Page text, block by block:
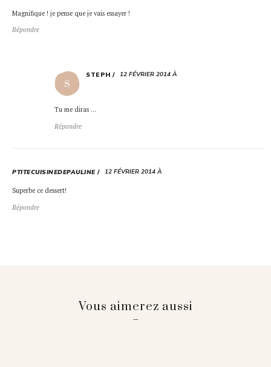
Magnifique ! je pense que je vais essayer !
Répondre
STEPH 12 FÉVRIER 2014 À
Tu me diras …
Répondre
PTITECUISINEDEPAULINE 12 FÉVRIER 2014 À
Superbe ce dessert!
Répondre
Vous aimerez aussi